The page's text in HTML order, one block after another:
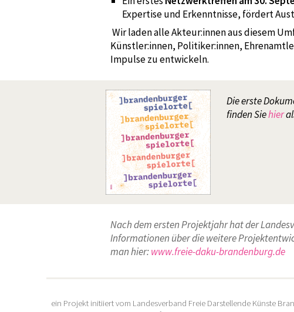
Expertise und Erkenntnisse, fördert
Wir laden alle Akteur:innen aus diesem
Künstler:innen, Politiker:innen,
Impulse zu entwickeln.
Die erste
finden Siehier
Nach dem ersten Projektjahr hat der
Informationen über die weitere
man hier:www.freie-daku-brandenburg.de
ein Projekt initiiert vom Landesverband Freie Darstellende Künste